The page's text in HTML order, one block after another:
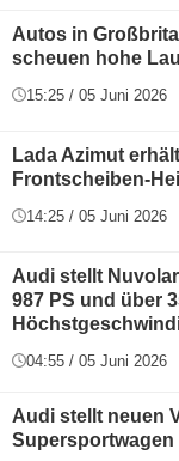
Autos in
scheuen hohe
15:25 / 05 Juni 2026
Lada Azimut
Frontscheiben-
14:25 / 05 Juni 2026
Audi stellt
987 PS und über
04:55 / 05 Juni 2026
Audi stellt neuen
Supersportwagen